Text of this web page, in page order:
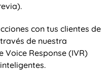
con tus clientes de
de nuestra
Response (IVR)